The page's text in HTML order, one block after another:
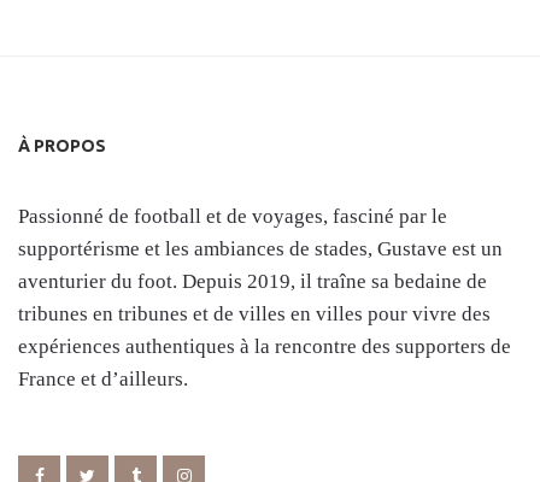
À PROPOS
Passionné de football et de voyages, fasciné par le
supportérisme et les ambiances de stades, Gustave est un
aventurier du foot. Depuis 2019, il traîne sa bedaine de
tribunes en tribunes et de villes en villes pour vivre des
expériences authentiques à la rencontre des supporters de
France et d’ailleurs.